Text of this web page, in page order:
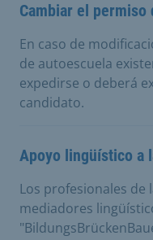
Cambiar el
En caso de
de autoescuela
expedirse o deberá
candidato.
Apoyo lingüístico a
Los profesionales de
mediadores